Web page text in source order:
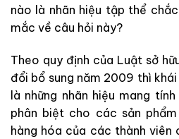
nào là nhãn hiệu tập thể
mắc về câu hỏi này?
Theo quy định của Luật sở
đổi bổ sung năm 2009 thì
là những nhãn hiệu mang
phân biệt cho các sản
hàng hóa của các thành